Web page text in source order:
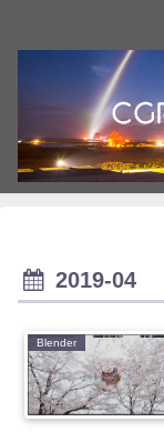
2019-04
Blender